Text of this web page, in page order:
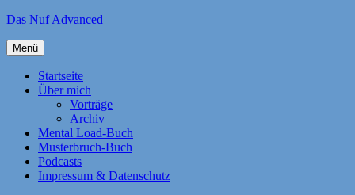
Zum
springen
Das Nuf Advanced
Menü
Startseite
Über mich
Vorträge
Archiv
Mental Load-Buch
Musterbruch-Buch
Podcasts
Impressum & Datenschutz